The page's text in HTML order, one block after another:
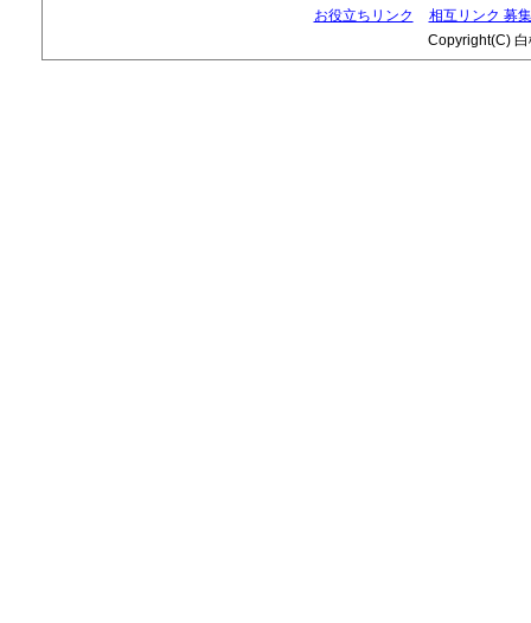
お役立ちリンク
相互リンク 募
Copyright(C)